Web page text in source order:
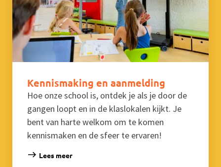
Kennismaking en aanmelding
Hoe onze school is, ontdek je als je door de
gangen loopt en in de klaslokalen kijkt. Je
bent van harte welkom om te komen
kennismaken en de sfeer te ervaren!
Lees meer